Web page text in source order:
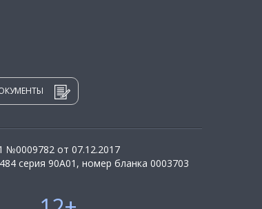
№0009782 от 07.12.2017
серия 90А01, номер бланка 0003703